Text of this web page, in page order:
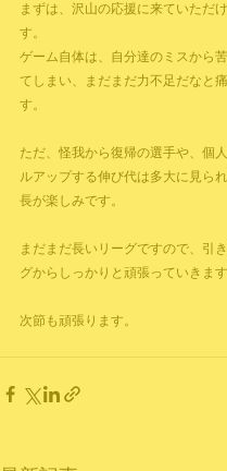
まずは、沢山の応援に来ていただ
す。
ゲーム自体は、自分達のミスから
てしまい、まだまだ力不足だなと
す。
ただ、怪我から復帰の選手や、個
ルアップする伸び代は多大に見ら
長が楽しみです。
まだまだ長いリーグですので、引
グからしっかりと頑張っていきます
次節も頑張ります。